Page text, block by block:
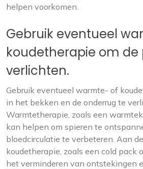
helpen voorkomen.
Gebruik eventueel
koudetherapie om de
verlichten.
Gebruik eventueel warmte- of
in het bekken en de onderrug te
Warmtetherapie, zoals een
kan helpen om spieren te
bloedcirculatie te verbeteren. Aan
koudetherapie, zoals een cold pack
het verminderen van ontstekingen